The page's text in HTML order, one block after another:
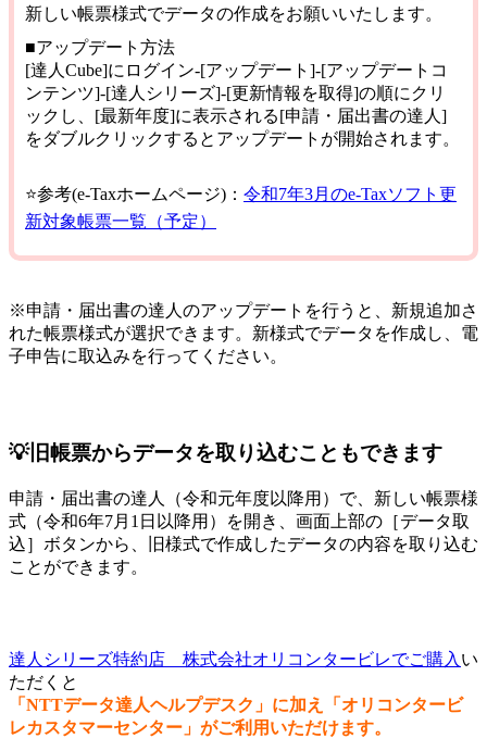
新しい帳票様式でデータの作成をお願いいたします。
■アップデート方法
[達人Cube]にログイン-[アップデート]-[アップデートコ
ンテンツ]-[達人シリーズ]-[更新情報を取得]の順にクリ
ックし、[最新年度]に表示される[申請・届出書の達人]
をダブルクリックするとアップデートが開始されます。
⭐参考(e-Taxホームページ)： 令和7年3月のe-Taxソフト更
新対象帳票一覧（予定）
※申請・届出書の達人のアップデートを行うと、新規追加さ
れた帳票様式が選択できます。新様式でデータを作成し、電
子申告に取込みを行ってください。
💡旧帳票からデータを取り込むこともできます
申請・届出書の達人（令和元年度以降用）で、新しい帳票様
式（令和6年7月1日以降用）を開き、画面上部の［データ取
込］ボタンから、旧様式で作成したデータの内容を取り込む
ことができます。
達人シリーズ特約店 株式会社オリコンタービレでご購入 い
ただくと
「NTTデータ達人ヘルプデスク」に加え「オリコンタービ
レカスタマーセンター」がご利用いただけます。